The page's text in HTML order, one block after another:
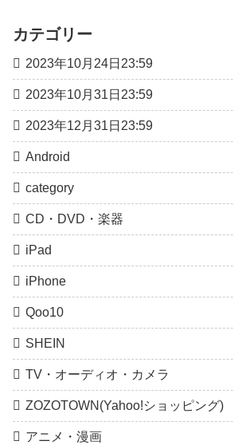
カテゴリー
2023年10月24日23:59
2023年10月31日23:59
2023年12月31日23:59
Android
category
CD・DVD・楽器
iPad
iPhone
Qoo10
SHEIN
TV・オーディオ・カメラ
ZOZOTOWN(Yahoo!ショッピング)
アニメ・漫画